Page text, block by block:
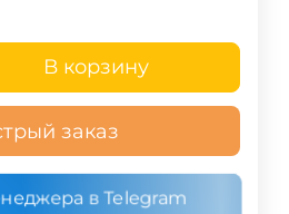
В корзину
заказ
в Telegram